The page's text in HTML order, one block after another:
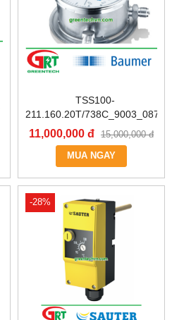
TSS100-
211.160.20T/738C_9003_0870
| ĐỒNG HỒ ĐO NHIỆT
TSS100-
211.160.20T/738C_9003_0870
| PRESSURE GAUGE TSS100-
211.160.20T/738C_9003_0870
| BAUMER
11,000,000 đ 15,000,000 đ
MUA NGAY
-28%